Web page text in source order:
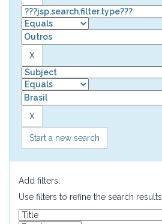
Start a new search
Add filters:
Use filters to refine the search results.